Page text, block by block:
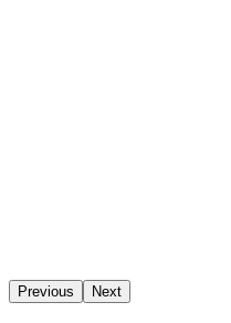
Previous Next